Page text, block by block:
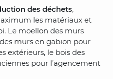
des déchets,
les matériaux et
Le moellon des murs
murs en gabion pour
extérieurs, le bois des
pour l’agencement